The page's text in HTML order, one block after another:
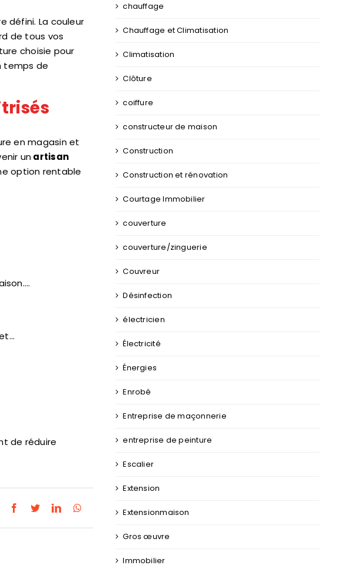
défini. La couleur
de tous vos
choisie pour
temps de
en magasin et
unartisan
option rentable
de réduire
Facebook
TwitterLinkedInWhatsApp
chauffage
Chauffage et Climatisation
Climatisation
Clôture
coiffure
constructeur de maison
Construction
Construction et rénovation
Courtage Immobilier
couverture
couverture/zinguerie
Couvreur
Désinfection
électricien
Électricité
Énergies
Enrobé
Entreprise de maçonnerie
entreprise de peinture
Escalier
Extension
Extensionmaison
Gros œuvre
Immobilier